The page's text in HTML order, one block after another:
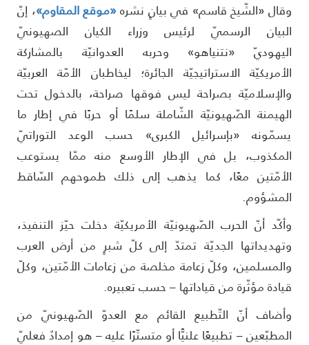
«الشّيخ قاسم» في بيانٍ نشره«موقع المقاوم»، إنّ
الرسميّ لرئيس وزراء الكيان الصهيونيّ
«نتنياهو» وحربه العدوانيّة بالمشاركة
الاستراتيجيّة الجائرة؛ ليخاطبان الأمّة العربيّة
بصراحة ليس فوقها صراحة، بالدخول تحت
الصّهيونيّة الشّاملة سلمًا أو حربًا في إطار ما
«بإسرائيل الكبرى» حسب الوعد التوراتيّ
بل في الإطار الأوسع منه ممّا يستوعب
معًا، كما يذهب إلى ذلك طموحهم السّاقط
أنّ الحرب الصّهيونيّة الأمريكيّة دخلت حيّز التنفيذ،
الجديّة تمتدّ إلى كلّ شبرٍ من أرض العرب
وكلّ زعامة مخلصة من زعامات الأمّتين، وكلّ
مؤثّرة من قياداتها – حسب تعبيره.
أنّ التّطبيع القائم مع العدوّ الصّهيونيّ من
– تطبيعًا علنيًّا أو متستّرًا عليه – هو إمدادٌ فعليّ